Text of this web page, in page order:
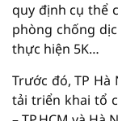
quy định cụ thể
phòng chống
thực hiện 5K…
Trước đó, TP
tải triển khai tổ